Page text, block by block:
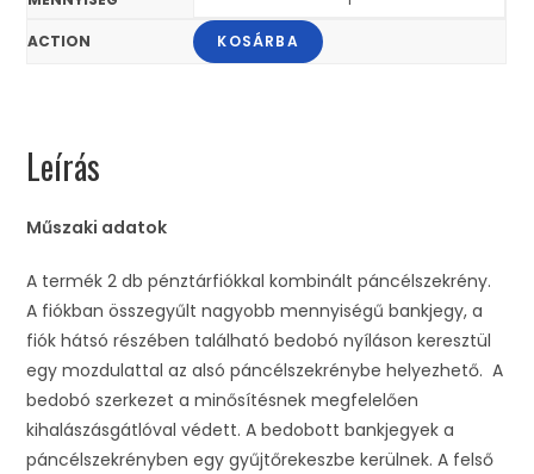
KOSÁRBA
Leírás
Műszaki adatok
A termék 2 db pénztárfiókkal kombinált páncélszekrény.
A fiókban összegyűlt nagyobb mennyiségű bankjegy, a
fiók hátsó részében található bedobó nyíláson keresztül
egy mozdulattal az alsó páncélszekrénybe helyezhető. A
bedobó szerkezet a minősítésnek megfelelően
kihalászásgátlóval védett. A bedobott bankjegyek a
páncélszekrényben egy gyűjtőrekeszbe kerülnek. A felső